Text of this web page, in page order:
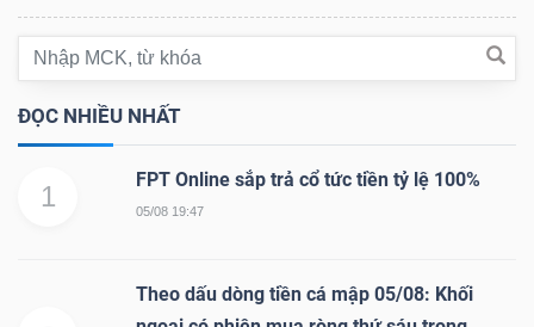
ĐỌC NHIỀU NHẤT
1
FPT Online sắp trả cổ tức tiền tỷ lệ 100%
05/08 19:47
Theo dấu dòng tiền cá mập 05/08: Khối
đạo
(-)
Tất cả Người nội bộ
Tin